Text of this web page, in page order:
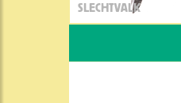
SLECHTVALK